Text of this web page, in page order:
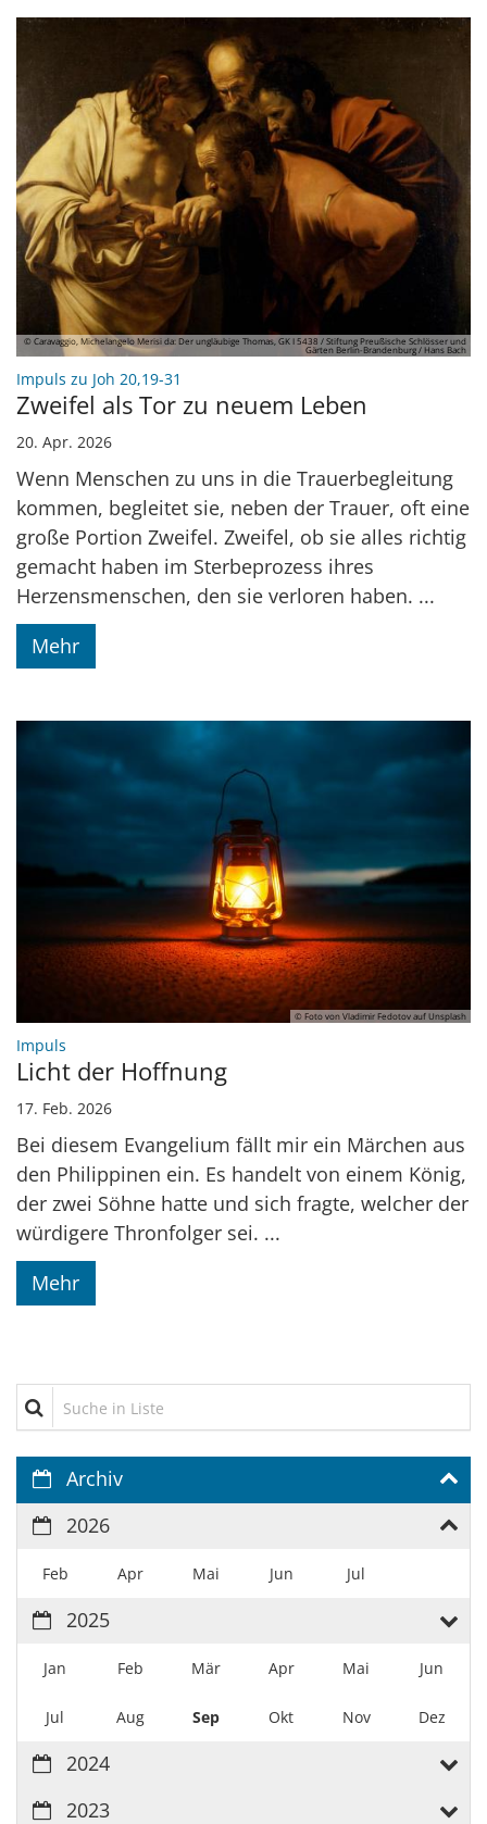
© Caravaggio, Michelangelo Merisi da: Der ungläubige Thomas, GK I 5438 / Stiftung Preußische Schlösser und
Gärten Berlin-Brandenburg / Hans Bach
Impuls zu Joh 20,19-31
Zweifel als Tor zu neuem Leben
20. Apr. 2026
Wenn Menschen zu uns in die Trauerbegleitung
kommen, begleitet sie, neben der Trauer, oft eine
große Portion Zweifel. Zweifel, ob sie alles richtig
gemacht haben im Sterbeprozess ihres
Herzensmenschen, den sie verloren haben. ...
Mehr
© Foto von Vladimir Fedotov auf Unsplash
Impuls
Licht der Hoffnung
17. Feb. 2026
Bei diesem Evangelium fällt mir ein Märchen aus
den Philippinen ein. Es handelt von einem König,
der zwei Söhne hatte und sich fragte, welcher der
würdigere Thronfolger sei. ...
Mehr
Suche in Liste
Archiv
2026
Feb Apr Mai Jun Jul
2025
Jan Feb Mär Apr Mai Jun
Jul Aug Sep Okt Nov Dez
2024
2023